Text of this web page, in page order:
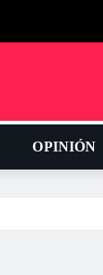
OPINIÓN